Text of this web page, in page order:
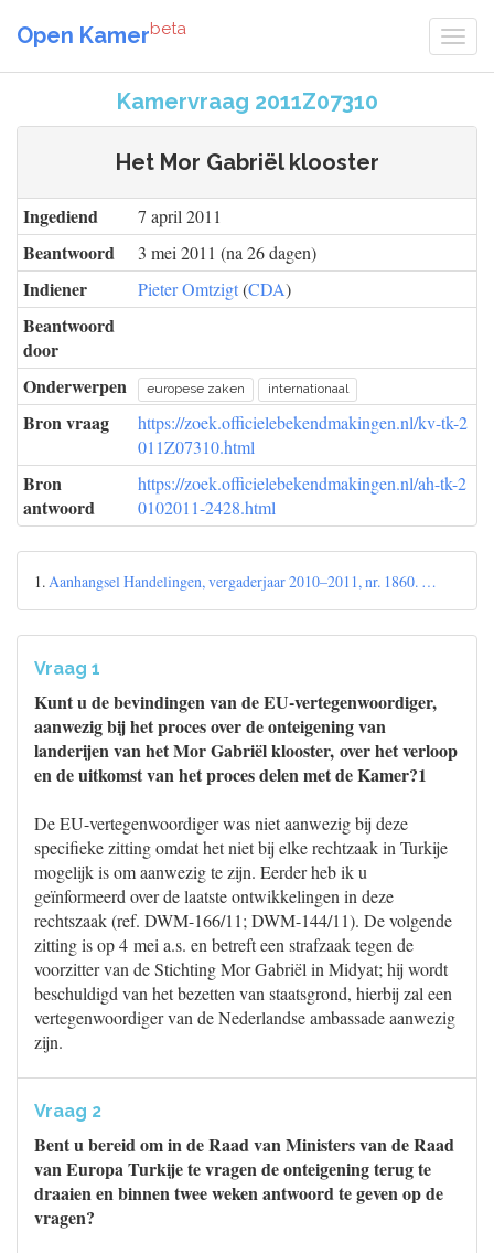
Open Kamerbeta
Kamervraag 2011Z07310
Het Mor Gabriël klooster
Ingediend 7 april 2011
Beantwoord 3 mei 2011 (na 26 dagen)
Indiener Pieter Omtzigt(CDA)
Beantwoord
door
Onderwerpen
europese zaken internationaal
Bron vraag
https://zoek.officielebekendmakingen.nl/kv-tk-2
011Z07310.html
Bron
antwoord
https://zoek.officielebekendmakingen.nl/ah-tk-2
0102011-2428.html
1.Aanhangsel Handelingen, vergaderjaar 2010–2011, nr. 1860. …
Vraag 1
Kunt u de bevindingen van de EU-vertegenwoordiger,
aanwezig bij het proces over de onteigening van
landerijen van het Mor Gabriël klooster, over het verloop
en de uitkomst van het proces delen met de Kamer?1
De EU-vertegenwoordiger was niet aanwezig bij deze
specifieke zitting omdat het niet bij elke rechtzaak in Turkije
mogelijk is om aanwezig te zijn. Eerder heb ik u
geïnformeerd over de laatste ontwikkelingen in deze
rechtszaak (ref. DWM-166/11; DWM-144/11). De volgende
zitting is op 4 mei a.s. en betreft een strafzaak tegen de
voorzitter van de Stichting Mor Gabriël in Midyat; hij wordt
beschuldigd van het bezetten van staatsgrond, hierbij zal een
vertegenwoordiger van de Nederlandse ambassade aanwezig
zijn.
Vraag 2
Bent u bereid om in de Raad van Ministers van de Raad
van Europa Turkije te vragen de onteigening terug te
draaien en binnen twee weken antwoord te geven op de
vragen?